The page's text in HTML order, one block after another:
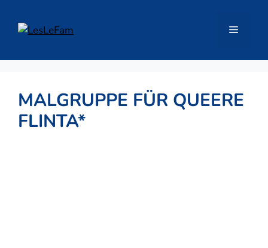
Inhalt
springen
Menü
MALGRUPPE FÜR QUEERE
FLINTA*